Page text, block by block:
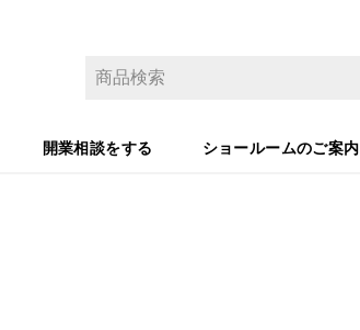
開業相談をする ショールームのご案内